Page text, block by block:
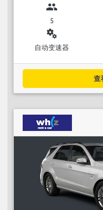
group
5
miscellaneous_services
自动变速器
查